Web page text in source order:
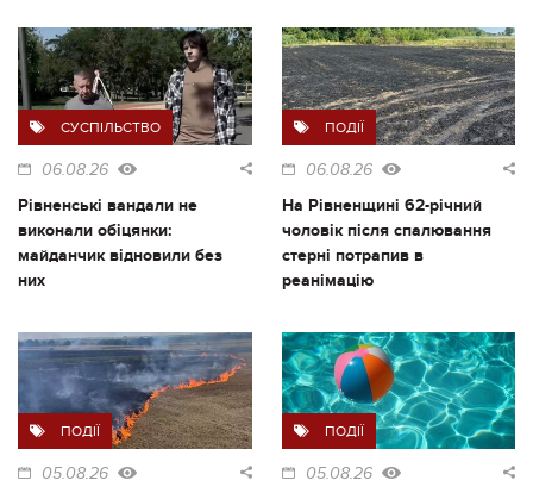
СУСПІЛЬСТВО
06.08.26
Рівненські вандали не
виконали обіцянки:
майданчик відновили без
них
ПОДІЇ
06.08.26
На Рівненщині 62-річний
чоловік після спалювання
стерні потрапив в
реанімацію
ПОДІЇ
05.08.26
ПОДІЇ
05.08.26